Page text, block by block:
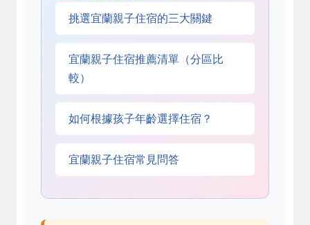
挑選宜蘭親子住宿的三大關鍵
宜蘭親子住宿推薦清單（分區比
較）
如何根據孩子年齡選擇住宿？
宜蘭親子住宿常見問答